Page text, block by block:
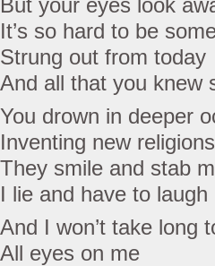
But your eyes look
It’s so hard to be
Strung out from today
And all that you knew
You drown in deeper
Inventing new religions
They smile and stab
I lie and have to laugh
And I won’t take long
All eyes on me